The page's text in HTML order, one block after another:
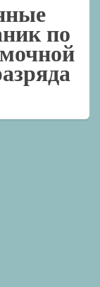
по